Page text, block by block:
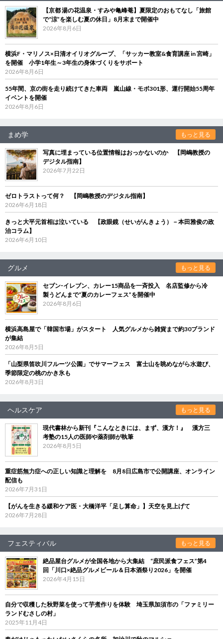
【京都 湯の花温泉・すみや亀峰菴】夏限定のおもてなし「旅館
で“涼”を楽しむ夏の休日」8月末まで開催中
2026年8月6日
横浜F・マリノス×日清オイリオグループ、「サッカー教室&食育講座 in 宮崎」
を開催 小学1年生～3年生の身体づくりをサポート
2026年8月6日
55年間、京の街を走り続けてきた車両 嵐山線・モボ301形、運行開始55周年
イベントを開催
2026年8月6日
まめ学 もっと見る
写真に埋まっている位置情報はおっかないのか 【岡嶋教授の
デジタル指南】
2026年7月22日
ゼロトラストって何？ 【岡嶋教授のデジタル指南】
2026年6月18日
きっと大平元首相は泣いている 【政眼鏡（せいがんきょう）－本田雅俊の政
治コラム】
2026年6月10日
グルメ もっと見る
セブン‐イレブン、カレー15商品を一斉投入 名店監修から冷
製うどんまで“夏のカレーフェス”を開催中
2026年8月6日
横浜高島屋で「韓国市場」がスタート 人気グルメから雑貨まで約30ブランド
が集結
2026年8月5日
「山梨県笛吹川フルーツ公園」でサマーフェス 富士山を眺めながら水遊び、
季節限定の桃のかき氷も
2026年8月3日
ヘルスケア もっと見る
現代書林から新刊『こんなときには、まず、漢方！』 漢方三
考塾の15人の医師や薬剤師が執筆
2026年8月5日
重症筋無力症への正しい知識と理解を 8月8日広島市で公開講座、オンライン
配信も
2026年7月31日
【がんを生きる緩和ケア医・大橋洋平「足し算命」】天空を見上げて
2026年7月28日
フェスティバル もっと見る
絶品屋台グルメが全国各地から大集結 “庶民派食フェス”第4
回「川口×絶品グルメビール＆日本酒祭り2026」を開催
2026年4月15日
自分で収穫した秋野菜を使って芋煮作りを体験 埼玉県加須市の「ファミリー
ランドむさしの村」
2025年11月4日